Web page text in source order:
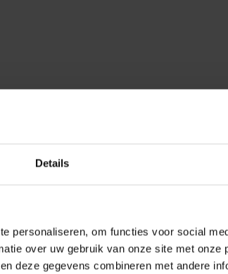
Details
personaliseren, om functies voor social
over uw gebruik van onze site met onze
deze gegevens combineren met andere